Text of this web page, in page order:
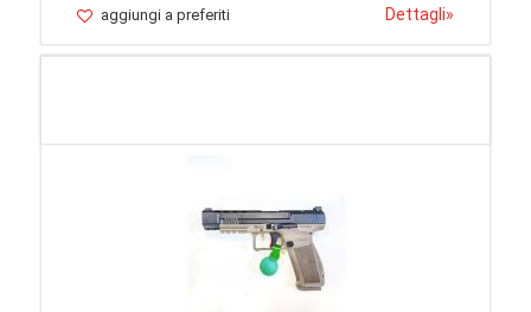
aggiungi a preferiti Dettagli»